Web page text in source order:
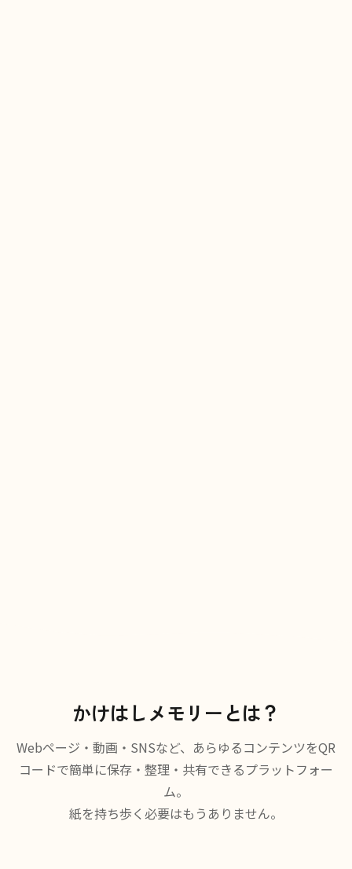
かけはしメモリーとは？
Webページ・動画・SNSなど、あらゆるコンテンツをQR
コードで簡単に保存・整理・共有できるプラットフォー
ム。
紙を持ち歩く必要はもうありません。